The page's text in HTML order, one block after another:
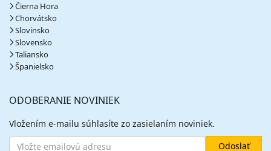
Čierna Hora
Chorvátsko
Slovinsko
Slovensko
Taliansko
Španielsko
ODOBERANIE NOVINIEK
Vložením e-mailu súhlasíte zo zasielaním noviniek.